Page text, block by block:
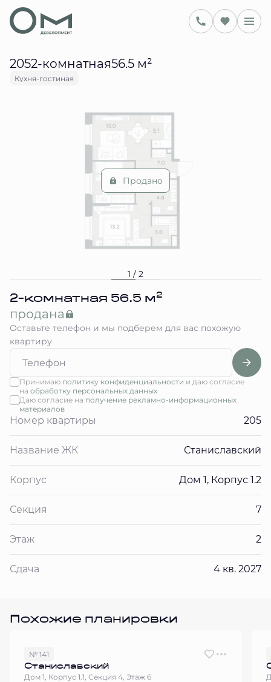
2-комнатная56.5 м Цена по запросу
Ипотекаот 72 112 руб.
2052-комнатная56.5 м²
Кухня-гостиная
Продано
1 / 2
2-комнатная 56.5 м2
продана
Оставьте телефон и мы подберем для вас похожую
квартиру
Принимаю политику конфиденциальности и даю согласие
на обработку персональных данных
Даю согласие на получение рекламно-информационных
материалов
Номер квартиры 205
Название ЖК Станиславский
Корпус Дом 1, Корпус 1.2
Секция 7
Этаж 2
Сдача 4 кв. 2027
Похожие планировки
№ 141
Станиславский
Дом 1, Корпус 1.1, Секция 4, Этаж 6